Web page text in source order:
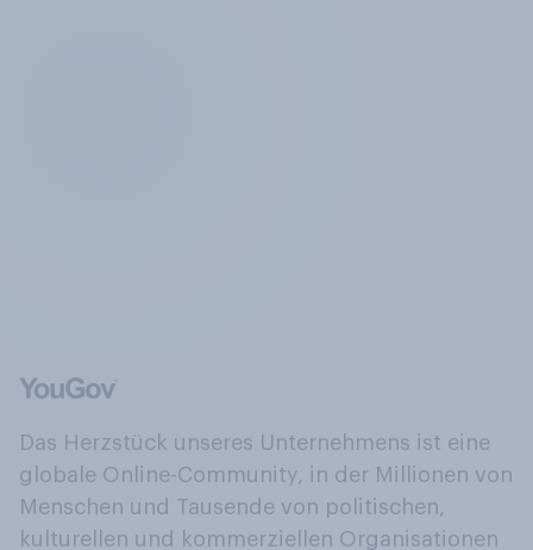
Das Herzstück unseres Unternehmens ist eine
globale Online-Community, in der Millionen von
Menschen und Tausende von politischen,
kulturellen und kommerziellen Organisationen